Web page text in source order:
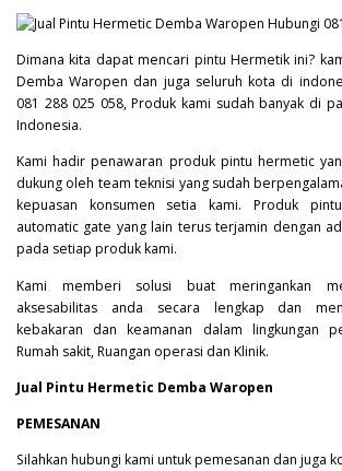
Dimana kita dapat mencari pintu Hermetik ini?
Demba Waropen dan juga seluruh kota di
081 288 025 058, Produk kami sudah banyak di
Indonesia.
Kami hadir penawaran produk pintu hermetic
dukung oleh team teknisi yang sudah
kepuasan konsumen setia kami. Produk
automatic gate yang lain terus terjamin dengan
pada setiap produk kami.
Kami memberi solusi buat meringankan
aksesabilitas anda secara lengkap dan
kebakaran dan keamanan dalam lingkungan
Rumah sakit, Ruangan operasi dan Klinik.
Jual Pintu Hermetic Demba Waropen
PEMESANAN
Silahkan hubungi kami untuk pemesanan dan juga